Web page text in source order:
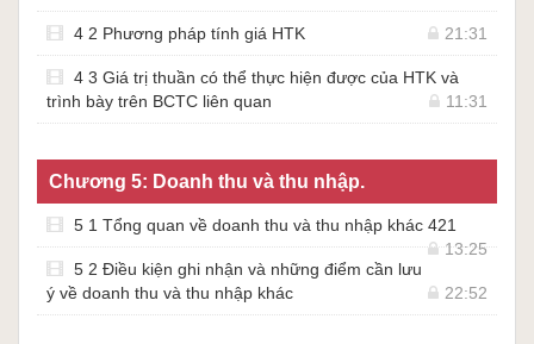
4 2 Phương pháp tính giá HTK 21:31
4 3 Giá trị thuần có thể thực hiện được của HTK và
trình bày trên BCTC liên quan
11:31
Chương 5: Doanh thu và thu nhập.
5 1 Tổng quan về doanh thu và thu nhập khác 421
13:25
5 2 Điều kiện ghi nhận và những điểm cần lưu
ý về doanh thu và thu nhập khác
22:52